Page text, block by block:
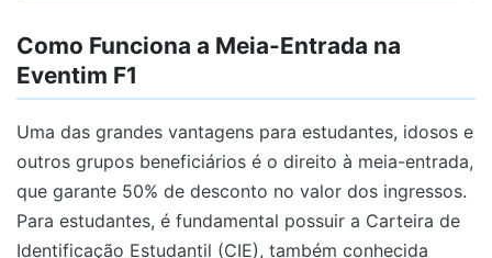
Como Funciona a Meia-Entrada na
Eventim F1
Uma das grandes vantagens para estudantes, idosos e
outros grupos beneficiários é o direito à meia-entrada,
que garante 50% de desconto no valor dos ingressos.
Para estudantes, é fundamental possuir a Carteira de
Identificação Estudantil (CIE), também conhecida